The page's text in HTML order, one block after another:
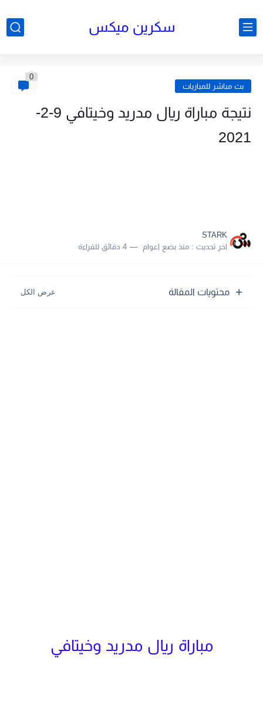
سكرين ميكس
بث مباشر للمباريات
0
نتيجة مباراة ريال مدريد وخيتافي 9-2-
2021
STARK
اخر تحديث : منذ بضع اعوام 4 دقائق للقراءة
محتويات المقالة
مباراة ريال مدريد وخيتافي